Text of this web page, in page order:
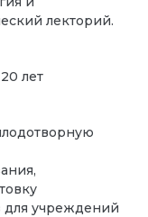
лекторий.
20 лет
учреждений